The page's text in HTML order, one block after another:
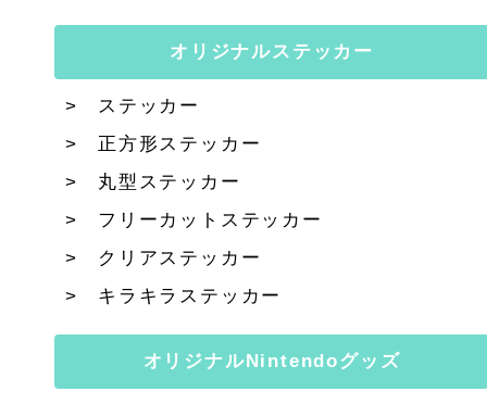
オリジナルステッカー
ステッカー
正方形ステッカー
丸型ステッカー
フリーカットステッカー
クリアステッカー
キラキラステッカー
オリジナルNintendoグッズ